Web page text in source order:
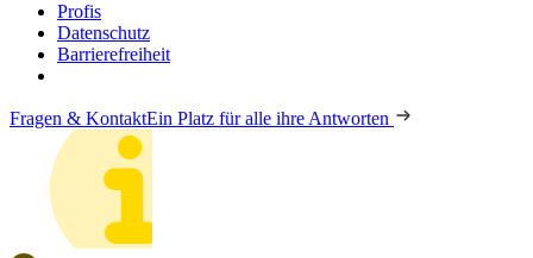
Profis
Datenschutz
Barrierefreiheit
Fragen & KontaktEin Platz für alle ihre Antworten